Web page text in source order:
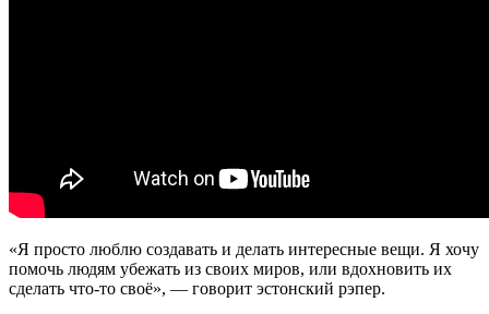
«Я просто люблю создавать и делать интересные вещи. Я хочу
помочь людям убежать из своих миров, или вдохновить их
сделать что-то своё», — говорит эстонский рэпер.